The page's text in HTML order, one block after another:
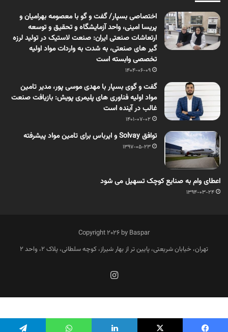
اختصاصی بسپار/ گفت و گو با معصومه بهرامیان و
پریسا امینی، واحد آزمایشگاه و تحقیق و توسعه
ارتعاشات صنعتی ایران: صنعت لاستیک در تولید لرزه
گیر های صنعتی، به شدت به واردات مواد اولیه
تخصصی وابسته است
1404-06-09
گفت و گوی بسپار با مهدی موسی پور، مدیر تامین
مواد اولیه فناوری های پلیمری پویش: بازیافت صنعت
غالب در آینده است
1401-07-02
توافق Solvay و ایرباس برای تامین مواد پیشرفته
1397-05-23
اعطای وام به صنایع کوچک تسهیل می شود
1394-03-24
Copyright 2026 by Baspar
تهران، خیابان شریعتی، پایین تر از بهار شیراز، کوچه سلطانی، پلاک 2، واحد 2
فارسی